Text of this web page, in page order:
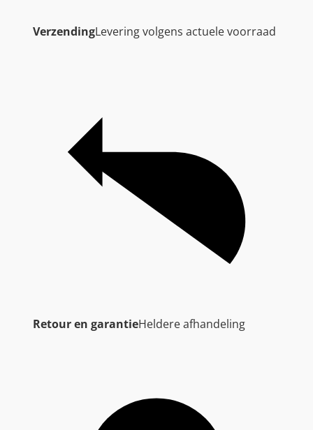
VerzendingLevering volgens actuele voorraad
Retour en garantieHeldere afhandeling